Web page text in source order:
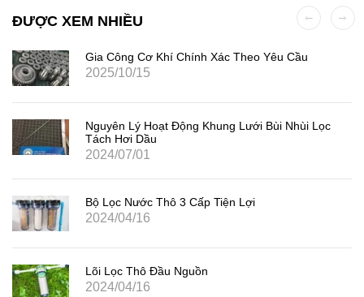
ĐƯỢC XEM NHIỀU
Gia Công Cơ Khí Chính Xác Theo Yêu Cầu
2025/10/15
Nguyên Lý Hoạt Động Khung Lưới Bùi Nhùi Lọc
Tách Hơi Dầu
2024/07/01
Bộ Lọc Nước Thô 3 Cấp Tiện Lợi
2024/04/16
Lõi Lọc Thô Đầu Nguồn
2024/04/16